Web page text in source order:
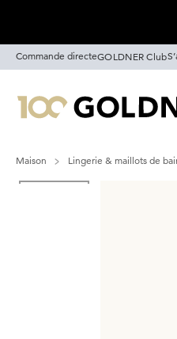
Commande directeGOLDNER Club
Maison Lingerie & maillots de